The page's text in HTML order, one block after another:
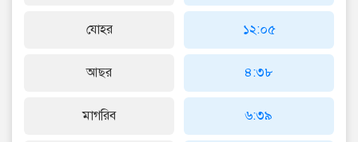
যোহর
আছর
মাগরিব
১২:০৫
৪:৩৮
৬:৩৯